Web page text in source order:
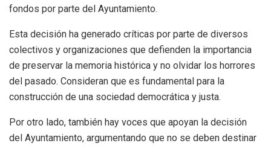
fondos por parte del Ayuntamiento.
Esta decisión ha generado críticas por parte de diversos
colectivos y organizaciones que defienden la importancia
de preservar la memoria histórica y no olvidar los horrores
del pasado. Consideran que es fundamental para la
construcción de una sociedad democrática y justa.
Por otro lado, también hay voces que apoyan la decisión
del Ayuntamiento, argumentando que no se deben destinar